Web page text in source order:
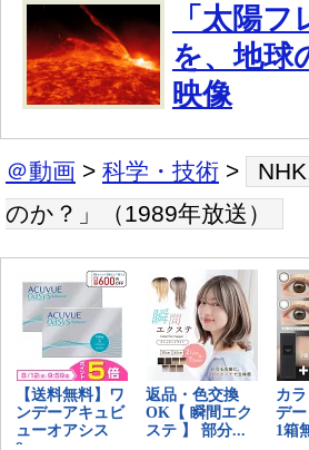
「太陽
を、地球
映像
＠動画 > 科学・技術 >
のか？」（1989年放送）